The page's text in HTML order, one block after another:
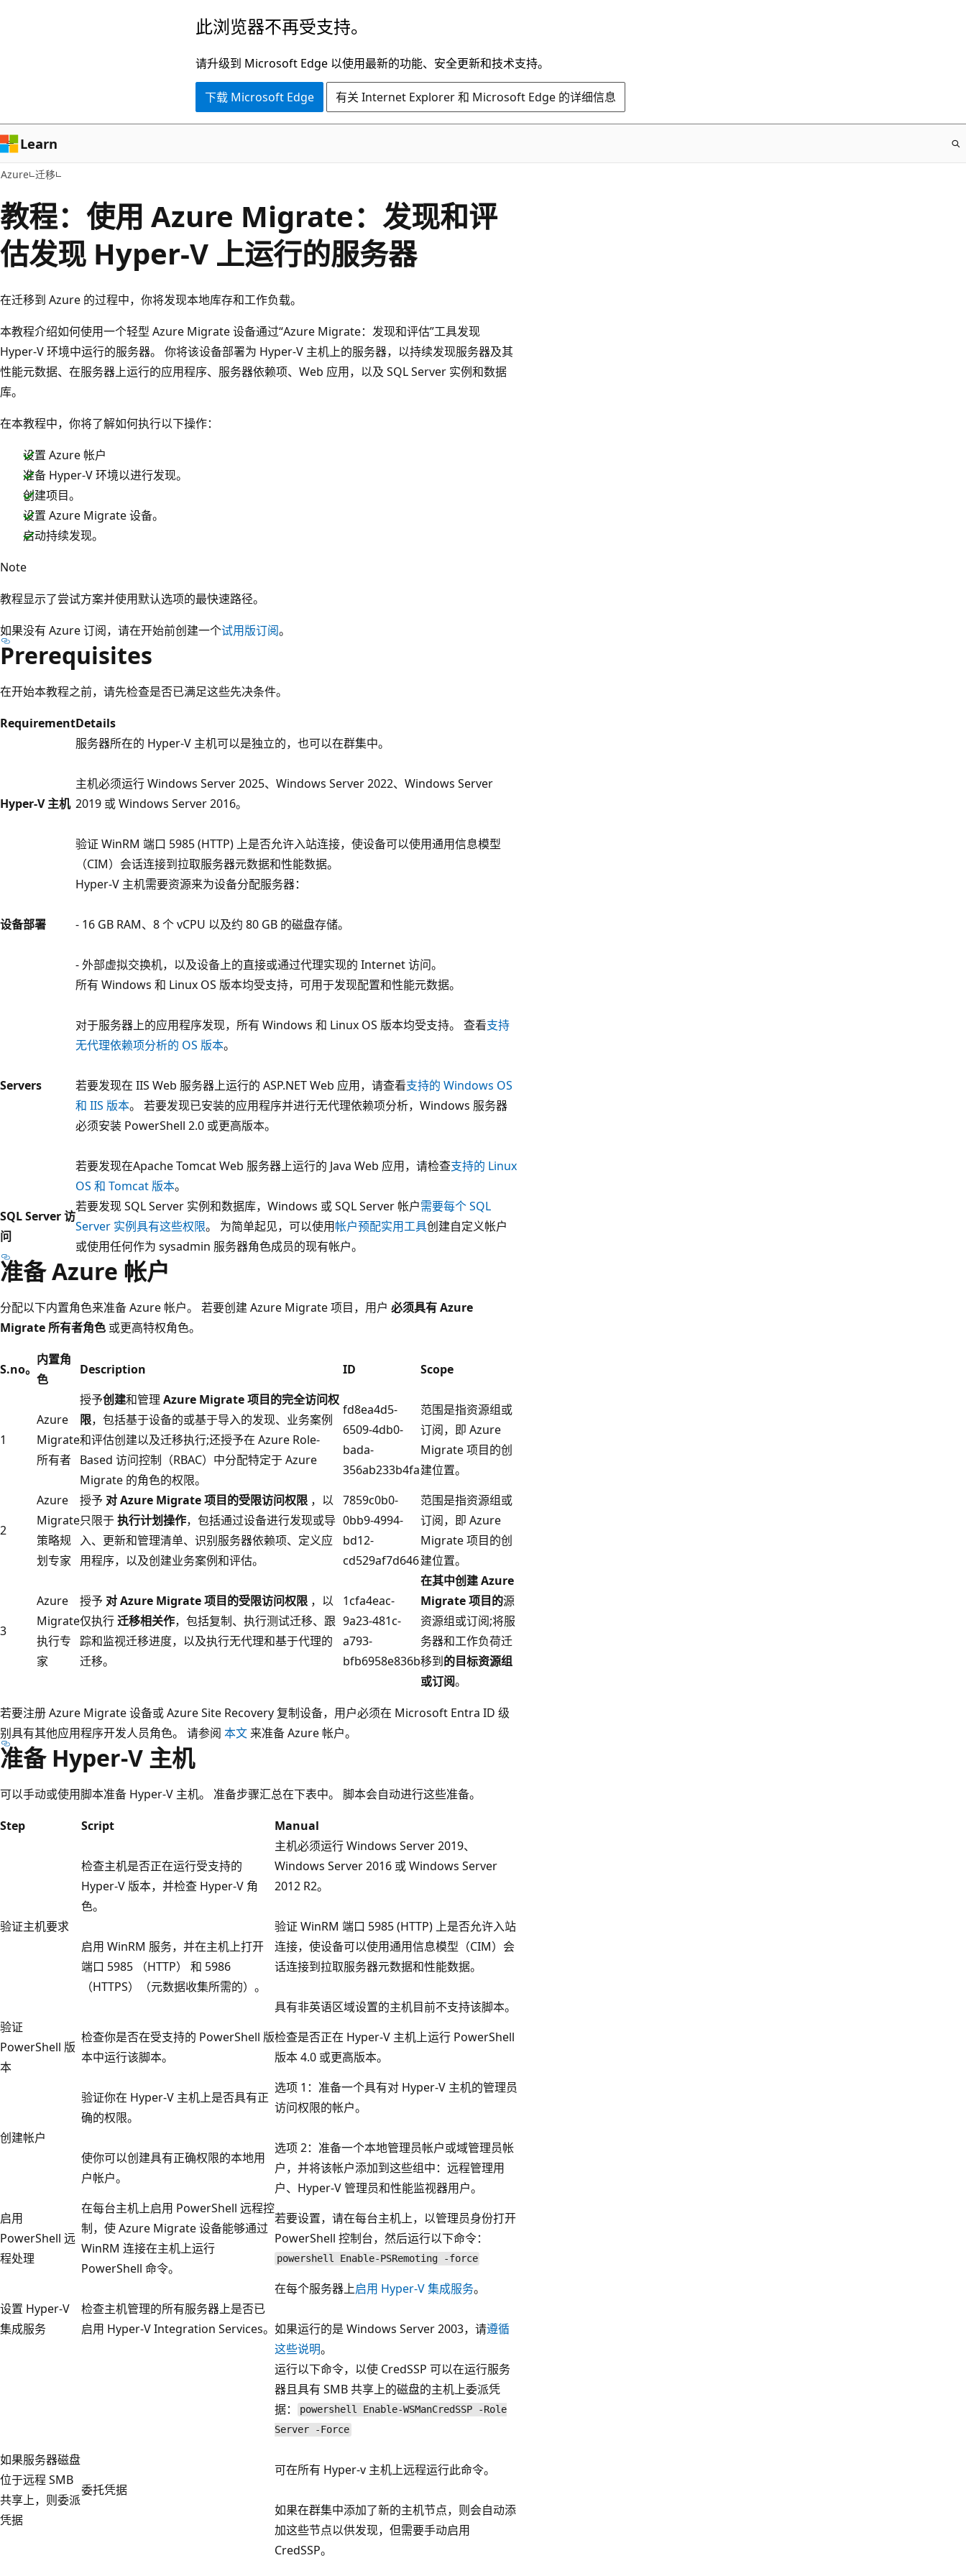
容
此浏览器不再受支持。
请升级到 Microsoft Edge 以使用最新的功能、安全更新和技术支持。
下载 Microsoft Edge 有关 Internet Explorer 和 Microsoft Edge 的详细信息
Learn
Azure 迁移
教程：使用 Azure Migrate：发现和评
估发现 Hyper-V 上运行的服务器
在迁移到 Azure 的过程中，你将发现本地库存和工作负载。
本教程介绍如何使用一个轻型 Azure Migrate 设备通过“Azure Migrate：发现和评估”工具发现
Hyper-V 环境中运行的服务器。 你将该设备部署为 Hyper-V 主机上的服务器，以持续发现服务器及其
性能元数据、在服务器上运行的应用程序、服务器依赖项、Web 应用，以及 SQL Server 实例和数据
库。
在本教程中，你将了解如何执行以下操作：
设置 Azure 帐户
准备 Hyper-V 环境以进行发现。
创建项目。
设置 Azure Migrate 设备。
启动持续发现。
Note
教程显示了尝试方案并使用默认选项的最快速路径。
如果没有 Azure 订阅，请在开始前创建一个试用版订阅。
Prerequisites
在开始本教程之前，请先检查是否已满足这些先决条件。
RequirementDetails
Hyper-V 主机
服务器所在的 Hyper-V 主机可以是独立的，也可以在群集中。
主机必须运行 Windows Server 2025、Windows Server 2022、Windows Server
2019 或 Windows Server 2016。
验证 WinRM 端口 5985 (HTTP) 上是否允许入站连接，使设备可以使用通用信息模型
（CIM）会话连接到拉取服务器元数据和性能数据。
设备部署
Hyper-V 主机需要资源来为设备分配服务器：
- 16 GB RAM、8 个 vCPU 以及约 80 GB 的磁盘存储。
- 外部虚拟交换机，以及设备上的直接或通过代理实现的 Internet 访问。
Servers
所有 Windows 和 Linux OS 版本均受支持，可用于发现配置和性能元数据。
对于服务器上的应用程序发现，所有 Windows 和 Linux OS 版本均受支持。 查看支持
无代理依赖项分析的 OS 版本。
若要发现在 IIS Web 服务器上运行的 ASP.NET Web 应用，请查看支持的 Windows OS
和 IIS 版本。 若要发现已安装的应用程序并进行无代理依赖项分析，Windows 服务器
必须安装 PowerShell 2.0 或更高版本。
若要发现在Apache Tomcat Web 服务器上运行的 Java Web 应用，请检查支持的 Linux
OS 和 Tomcat 版本。
SQL Server 访
问
若要发现 SQL Server 实例和数据库，Windows 或 SQL Server 帐户需要每个 SQL
Server 实例具有这些权限。 为简单起见，可以使用帐户预配实用工具创建自定义帐户
或使用任何作为 sysadmin 服务器角色成员的现有帐户。
准备 Azure 帐户
分配以下内置角色来准备 Azure 帐户。 若要创建 Azure Migrate 项目，用户 必须具有 Azure
Migrate 所有者角色 或更高特权角色。
S.no。
内置角
色
Description ID Scope
1
Azure
Migrate
所有者
授予创建和管理 Azure Migrate 项目的完全访问权
限，包括基于设备的或基于导入的发现、业务案例
和评估创建以及迁移执行;还授予在 Azure Role-
Based 访问控制（RBAC）中分配特定于 Azure
Migrate 的角色的权限。
fd8ea4d5-
6509-4db0-
bada-
356ab233b4fa
范围是指资源组或
订阅，即 Azure
Migrate 项目的创
建位置。
2
Azure
Migrate
策略规
划专家
授予 对 Azure Migrate 项目的受限访问权限 ，以
只限于执行计划操作，包括通过设备进行发现或导
入、更新和管理清单、识别服务器依赖项、定义应
用程序，以及创建业务案例和评估。
7859c0b0-
0bb9-4994-
bd12-
cd529af7d646
范围是指资源组或
订阅，即 Azure
Migrate 项目的创
建位置。
3
Azure
Migrate
执行专
家
授予 对 Azure Migrate 项目的受限访问权限 ，以
仅执行迁移相关作，包括复制、执行测试迁移、跟
踪和监视迁移进度，以及执行无代理和基于代理的
迁移。
1cfa4eac-
9a23-481c-
a793-
bfb6958e836b
在其中创建 Azure
Migrate 项目的源
资源组或订阅;将服
务器和工作负荷迁
移到的目标资源组
或订阅。
若要注册 Azure Migrate 设备或 Azure Site Recovery 复制设备，用户必须在 Microsoft Entra ID 级
别具有其他应用程序开发人员角色。 请参阅 本文 来准备 Azure 帐户。
准备 Hyper-V 主机
可以手动或使用脚本准备 Hyper-V 主机。 准备步骤汇总在下表中。 脚本会自动进行这些准备。
Step
Script Manual
验证主机要求
检查主机是否正在运行受支持的
Hyper-V 版本，并检查 Hyper-V 角
色。
启用 WinRM 服务，并在主机上打开
端口 5985 （HTTP） 和 5986
（HTTPS）（元数据收集所需的）。
主机必须运行 Windows Server 2019、
Windows Server 2016 或 Windows Server
2012 R2。
验证 WinRM 端口 5985 (HTTP) 上是否允许入站
连接，使设备可以使用通用信息模型（CIM）会
话连接到拉取服务器元数据和性能数据。
具有非英语区域设置的主机目前不支持该脚本。
验证
PowerShell 版
本
检查你是否在受支持的 PowerShell 版
本中运行该脚本。
检查是否正在 Hyper-V 主机上运行 PowerShell
版本 4.0 或更高版本。
创建帐户
验证你在 Hyper-V 主机上是否具有正
确的权限。
使你可以创建具有正确权限的本地用
户帐户。
选项 1：准备一个具有对 Hyper-V 主机的管理员
访问权限的帐户。
选项 2：准备一个本地管理员帐户或域管理员帐
户，并将该帐户添加到这些组中：远程管理用
户、Hyper-V 管理员和性能监视器用户。
启用
PowerShell 远
程处理
在每台主机上启用 PowerShell 远程控
制，使 Azure Migrate 设备能够通过
WinRM 连接在主机上运行
PowerShell 命令。
若要设置，请在每台主机上，以管理员身份打开
PowerShell 控制台，然后运行以下命令：
powershell Enable-PSRemoting -force
设置 Hyper-V
集成服务
检查主机管理的所有服务器上是否已
启用 Hyper-V Integration Services。
在每个服务器上启用 Hyper-V 集成服务。
如果运行的是 Windows Server 2003，请遵循
这些说明。
如果服务器磁盘
位于远程 SMB
共享上，则委派
凭据
委托凭据
运行以下命令，以使 CredSSP 可以在运行服务
器且具有 SMB 共享上的磁盘的主机上委派凭
据：
powershell Enable-WSManCredSSP -Role
Server -Force
可在所有 Hyper-v 主机上远程运行此命令。
如果在群集中添加了新的主机节点，则会自动添
加这些节点以供发现，但需要手动启用
CredSSP。